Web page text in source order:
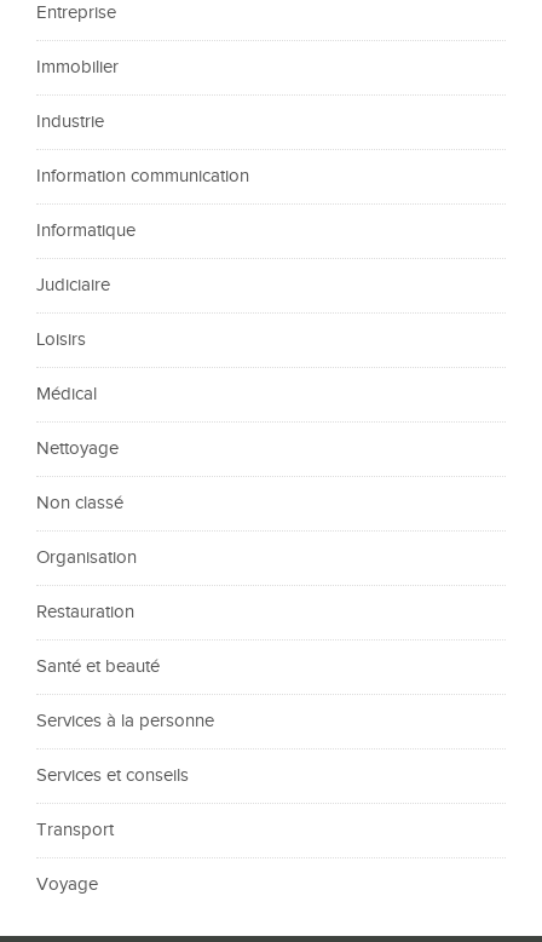
Entreprise
Immobilier
Industrie
Information communication
Informatique
Judiciaire
Loisirs
Médical
Nettoyage
Non classé
Organisation
Restauration
Santé et beauté
Services à la personne
Services et conseils
Transport
Voyage